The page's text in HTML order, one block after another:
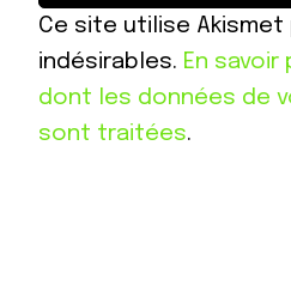
Ce site utilise
indésirables. En
dont les données de
sont traitées.